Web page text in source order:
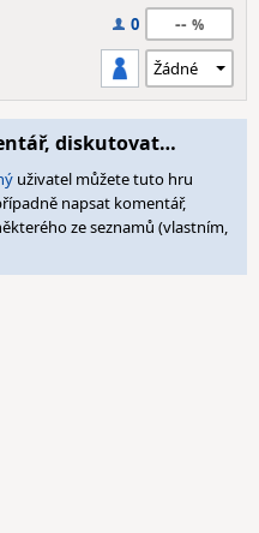
0 --
diskutovat…
uživatel můžete tuto hru
napsat komentář,
ze seznamů (vlastním,